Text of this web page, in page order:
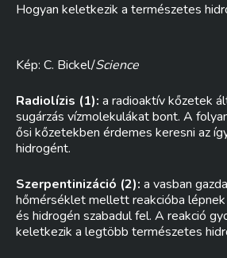
Hogyan keletkezik a természetes
Kép: C. Bickel/Science
Radiolízis (1): a radioaktív kőzetek
sugárzás vízmolekulákat bont. A
ősi kőzetekben érdemes keresni az
hidrogént.
Szerpentinizáció (2): a vasban
hőmérséklet mellett reakcióba lépnek
és hidrogén szabadul fel. A reakció
keletkezik a legtöbb természetes